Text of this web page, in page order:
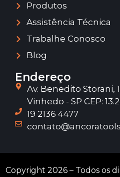
Produtos
Assistência Técnica
Trabalhe Conosco
Blog
Endereço
Av. Benedito Storani,
Vinhedo - SP CEP:
19 2136 4477
Copyright 2026 – Todos os